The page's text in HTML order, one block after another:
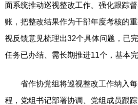
面系统推动巡视整改工作。强化跟踪
账，把整改结果作为干部年度考核的
视反馈意见梳理出32个具体问题，已
任务已办结、需长期推进11个，基本
省作协党组将巡视整改工作纳入每
程，党组书记部署协调、党组成员跟